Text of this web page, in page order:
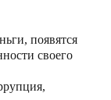
появятся
своего